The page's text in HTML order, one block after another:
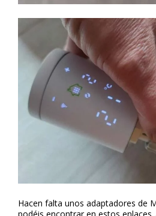
Hacen falta unos adaptadores de
podéis encontrar en estos enlaces